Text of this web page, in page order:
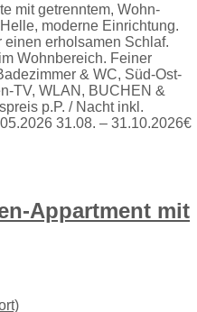
mit getrenntem, Wohn-
moderne Einrichtung.
erholsamen Schlaf.
Wohnbereich. Feiner
& WC, Süd-Ost-
TV, WLAN, BUCHEN &
p.P. / Nacht inkl.
31.08. – 31.10.2026€
Appartment mit